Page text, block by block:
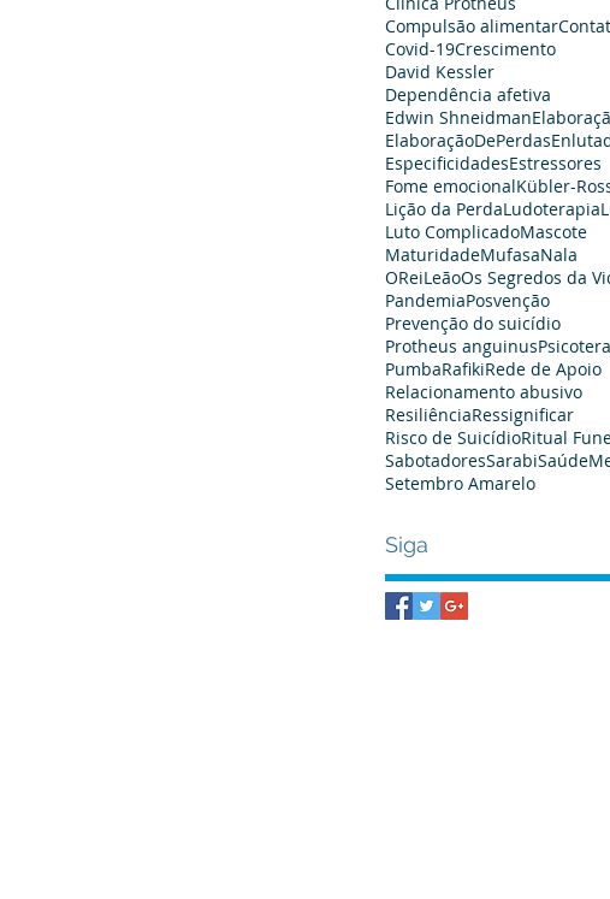
Compulsão alimentar
Covid-19Crescimento
David Kessler
Dependência afetiva
Edwin Shneidman
ElaboraçãoDePerdas
EspecificidadesEstressores
Fome emocionalKübler-
Lição da PerdaLudoterapia
Luto ComplicadoMascote
MaturidadeMufasaNala
OReiLeãoOs Segredos da
PandemiaPosvenção
Prevenção do suicídio
Protheus anguinus
PumbaRafikiRede de Apoio
Relacionamento abusivo
ResiliênciaRessignificar
Risco de SuicídioRitual
SabotadoresSarabi
Setembro Amarelo
Siga